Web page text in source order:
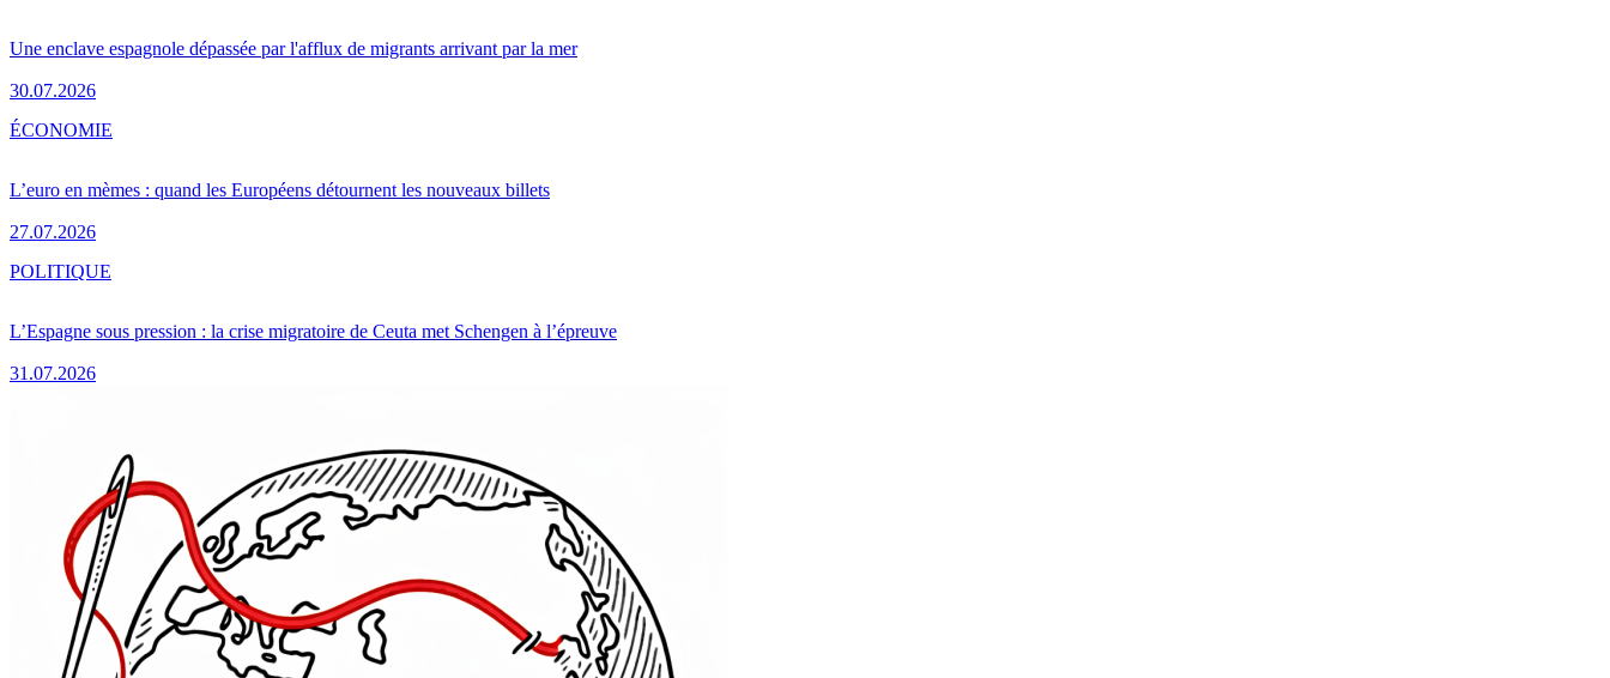
Une enclave espagnole dépassée par l'afflux de migrants arrivant par la mer
30.07.2026
L’euro en mèmes : quand les Européens détournent les nouveaux billets
27.07.2026
ÉCONOMIE
L’Espagne sous pression : la crise migratoire de Ceuta met Schengen à l’épreuve
31.07.2026
POLITIQUE